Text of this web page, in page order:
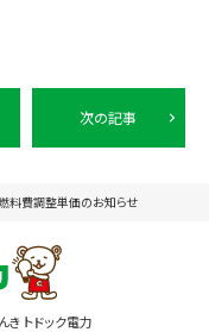
次の記事
料費調整単価のお知らせ
トドック電力